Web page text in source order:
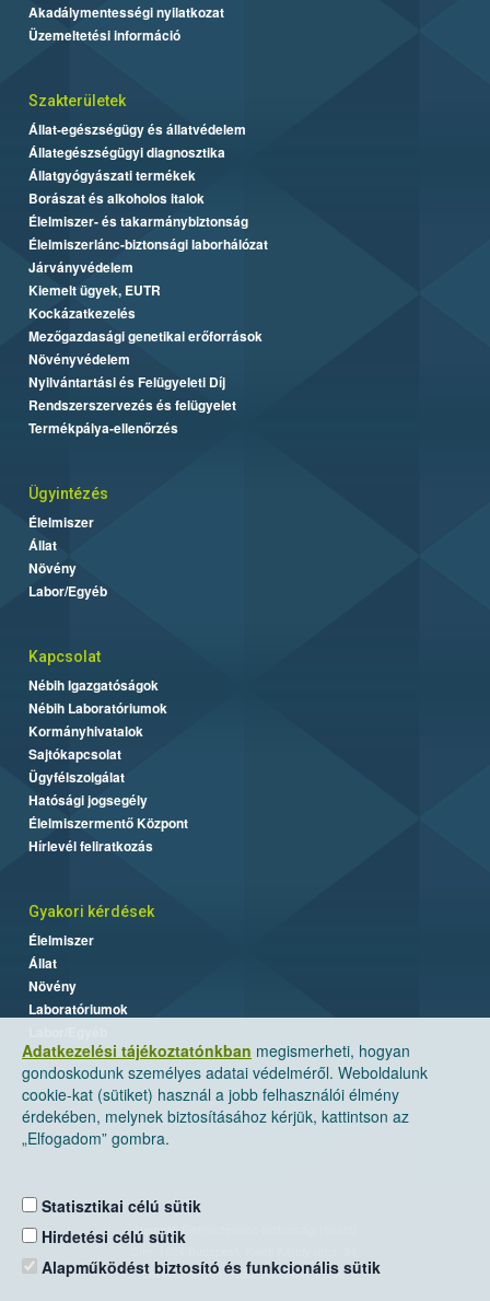
Adatkezelési tájékoztatónkban megismerheti, hogyan
gondoskodunk személyes adatai védelméről. Weboldalunk
cookie-kat (sütiket) használ a jobb felhasználói élmény
érdekében, melynek biztosításához kérjük, kattintson az
„Elfogadom” gombra.
Statisztikai célú sütik
Hirdetési célú sütik
Alapműködést biztosító és funkcionális sütik
Akadálymentességi nyilatkozat
Üzemeltetési információ
Szakterületek
Állat-egészségügy és állatvédelem
Állategészségügyi diagnosztika
Állatgyógyászati termékek
Borászat és alkoholos italok
Élelmiszer- és takarmánybiztonság
Élelmiszerlánc-biztonsági laborhálózat
Járványvédelem
Kiemelt ügyek, EUTR
Kockázatkezelés
Mezőgazdasági genetikai erőforrások
Növényvédelem
Nyilvántartási és Felügyeleti Díj
Rendszerszervezés és felügyelet
Termékpálya-ellenőrzés
Ügyintézés
Élelmiszer
Állat
Növény
Labor/Egyéb
Kapcsolat
Nébih Igazgatóságok
Nébih Laboratóriumok
Kormányhivatalok
Sajtókapcsolat
Ügyfélszolgálat
Hatósági jogsegély
Élelmiszermentő Központ
Hírlevél feliratkozás
Gyakori kérdések
Élelmiszer
Állat
Növény
Laboratóriumok
Nemzeti Élelmiszerlánc-biztonsági Hivatal
Levelezési cím: 1525 Budapest. Pf. 30.